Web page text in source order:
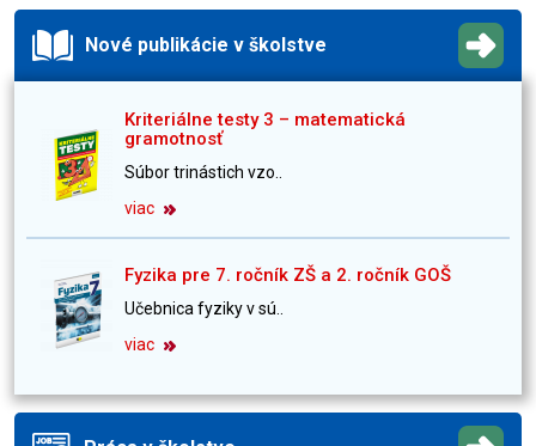
Nové publikácie v školstve
Kriteriálne testy 3 – matematická
gramotnosť
Súbor trinástich vzo..
viac
Fyzika pre 7. ročník ZŠ a 2. ročník GOŠ
Učebnica fyziky v sú..
viac